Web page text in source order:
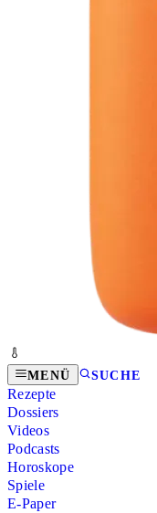
MENÜ SUCHE
Rezepte
Dossiers
Videos
Podcasts
Horoskope
Spiele
E-Paper